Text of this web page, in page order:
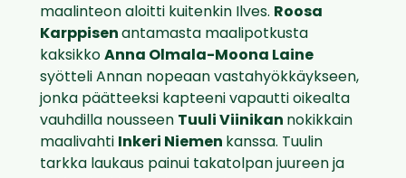
maalinteon aloitti kuitenkin Ilves. Roosa
Karppisen antamasta maalipotkusta
kaksikko Anna Olmala-Moona Laine
syötteli Annan nopeaan vastahyökkäykseen,
jonka päätteeksi kapteeni vapautti oikealta
vauhdilla nousseen Tuuli Viinikan nokikkain
maalivahti Inkeri Niemen kanssa. Tuulin
tarkka laukaus painui takatolpan juureen ja